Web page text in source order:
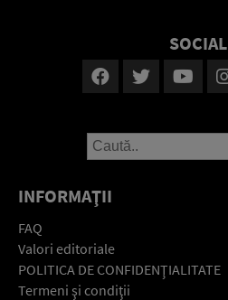
SOCIAL
INFORMAŢII
FAQ
Valori editoriale
POLITICA DE CONFIDENŢIALITATE
Termeni şi condiţii